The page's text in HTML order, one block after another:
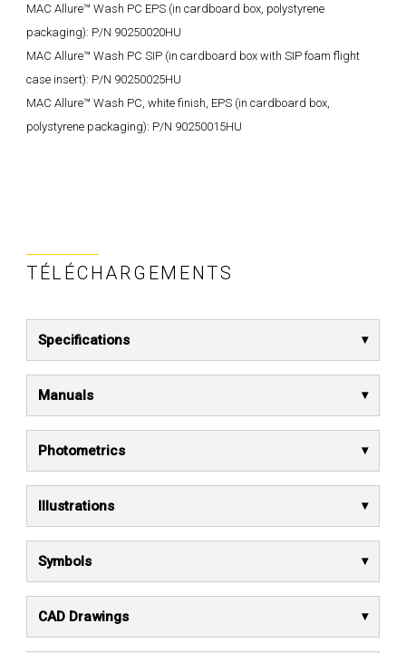
MAC Allure™ Wash PC EPS (in cardboard box, polystyrene
packaging): P/N 90250020HU
MAC Allure™ Wash PC SIP (in cardboard box with SIP foam flight
case insert): P/N 90250025HU
MAC Allure™ Wash PC, white finish, EPS (in cardboard box,
polystyrene packaging): P/N 90250015HU
TÉLÉCHARGEMENTS
Specifications
Manuals
Photometrics
Illustrations
Symbols
CAD Drawings